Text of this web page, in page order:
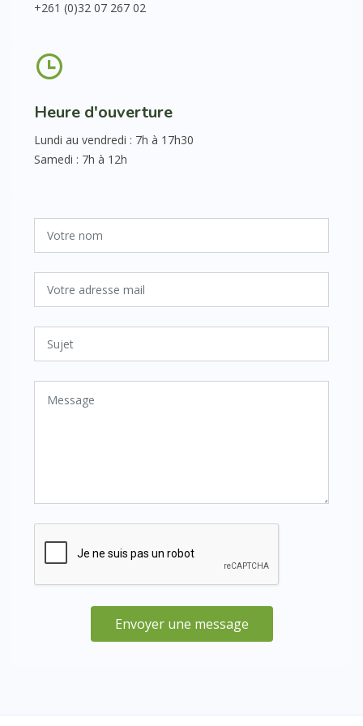
+261 (0)32 07 267 02
Heure d'ouverture
Lundi au vendredi : 7h à 17h30
Samedi : 7h à 12h
Envoyer une message